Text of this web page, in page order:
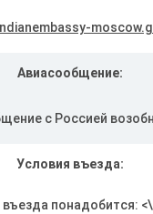
Авиасообщение:
с Россией
Условия въезда:
понадобится: